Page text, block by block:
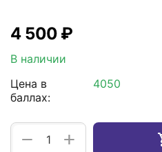
4 500 ₽
В наличии
Цена в
баллах:
4050
+
−